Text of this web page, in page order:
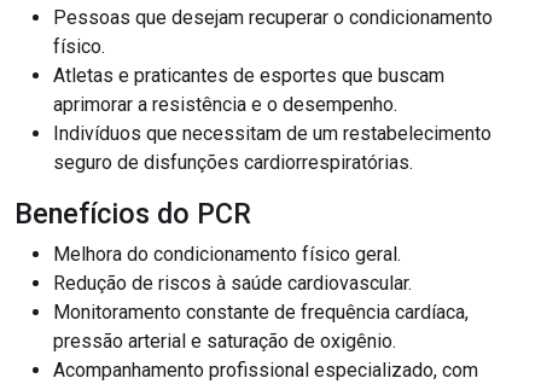
Pessoas que desejam recuperar o condicionamento
físico.
Atletas e praticantes de esportes que buscam
aprimorar a resistência e o desempenho.
Indivíduos que necessitam de um restabelecimento
seguro de disfunções cardiorrespiratórias.
Benefícios do PCR
Melhora do condicionamento físico geral.
Redução de riscos à saúde cardiovascular.
Monitoramento constante de frequência cardíaca,
pressão arterial e saturação de oxigênio.
Acompanhamento profissional especializado, com